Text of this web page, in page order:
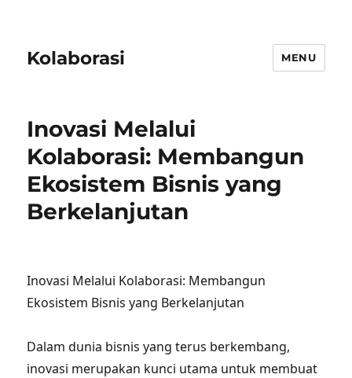
Kolaborasi MENU
Inovasi Melalui
Kolaborasi: Membangun
Ekosistem Bisnis yang
Berkelanjutan
Inovasi Melalui Kolaborasi: Membangun
Ekosistem Bisnis yang Berkelanjutan
Dalam dunia bisnis yang terus berkembang,
inovasi merupakan kunci utama untuk membuat